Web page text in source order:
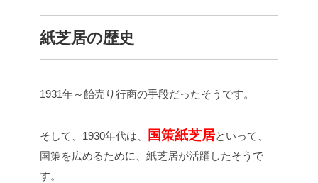
紙芝居の歴史
1931年～飴売り行商の手段だったそうです。
そして、1930年代は、 国策紙芝居といって、
国策を広めるために、紙芝居が活躍したそうで
す。